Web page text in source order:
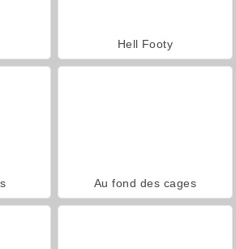
Hell Footy
Au fond des cages